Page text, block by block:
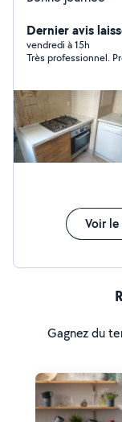
Dernier avis
vendredi à 15h
Très professionnel.
Voir
Gagnez du